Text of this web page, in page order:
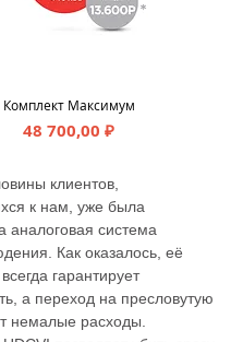
Комплект Максимум
Цена
48 700,00 ₽
клиентов,
к нам, уже была
аналоговая система
Как оказалось, её
гарантирует
а переход на пресловутую
немалые расходы.